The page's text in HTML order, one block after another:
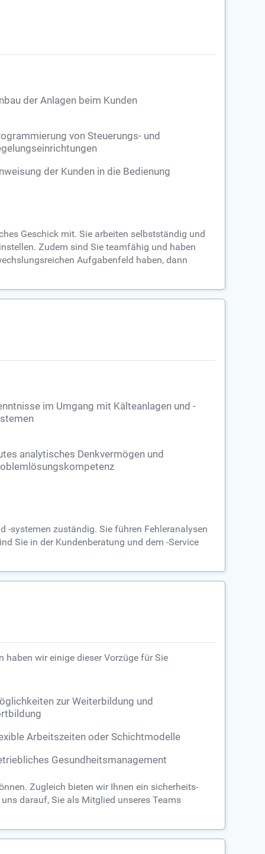
der Anlagen beim Kunden
von Steuerungs- und
der Kunden in die Bedienung
Geschick mit. Sie arbeiten selbstständig und
Zudem sind Sie teamfähig und haben
Aufgabenfeld haben, dann
im Umgang mit Kälteanlagen und -
analytisches Denkvermögen und
-systemen zuständig. Sie führen Fehleranalysen
Sie in der Kundenberatung und dem -Service
haben wir einige dieser Vorzüge für Sie
zur Weiterbildung und
Arbeitszeiten oder Schichtmodelle
Gesundheitsmanagement
Zugleich bieten wir Ihnen ein sicherheits-
darauf, Sie als Mitglied unseres Teams